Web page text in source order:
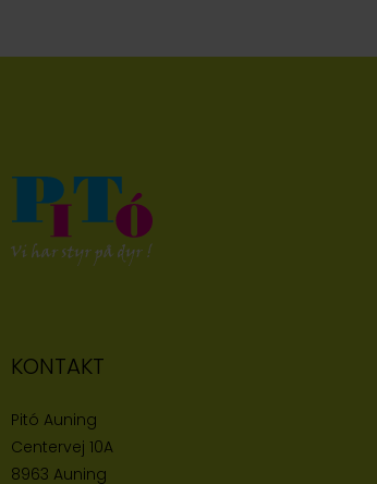
KONTAKT
Pitó Auning
Centervej 10A
8963 Auning